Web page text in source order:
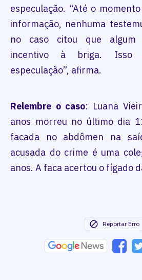
especulação. “Até o
informação, nenhuma
no caso citou que algum
incentivo à briga. Isso
especulação”, afirma.
Relembre o caso: Luana
anos morreu no último dia
facada no abdômen na
acusada do crime é uma
anos. A faca acertou o fígado
Reportar Erro